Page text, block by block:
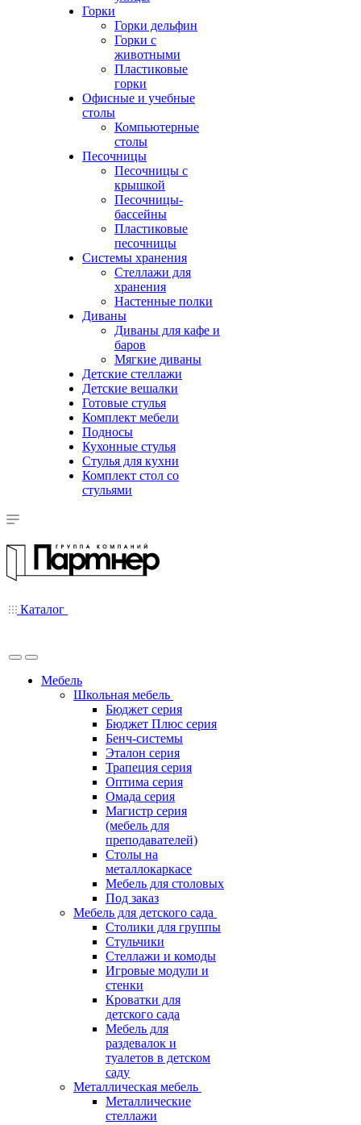
Горки
Горки дельфин
Горки с
животными
Пластиковые
горки
Офисные и учебные
столы
Компьютерные
столы
Песочницы
Песочницы с
крышкой
Песочницы-
бассейны
Пластиковые
песочницы
Системы хранения
Стеллажи для
хранения
Настенные полки
Диваны
Диваны для кафе и
баров
Мягкие диваны
Детские стеллажи
Детские вешалки
Готовые стулья
Комплект мебели
Подносы
Кухонные стулья
Стулья для кухни
Комплект стол со
стульями
Каталог
Мебель
Школьная мебель
Бюджет серия
Бюджет Плюс серия
Бенч-системы
Эталон серия
Трапеция серия
Оптима серия
Омада серия
Магистр серия
(мебель для
преподавателей)
Столы на
металлокаркасе
Мебель для столовых
Под заказ
Мебель для детского сада
Столики для группы
Стульчики
Стеллажи и комоды
Игровые модули и
стенки
Кроватки для
детского сада
Мебель для
раздевалок и
туалетов в детском
саду
Металлическая мебель
Металлические
стеллажи